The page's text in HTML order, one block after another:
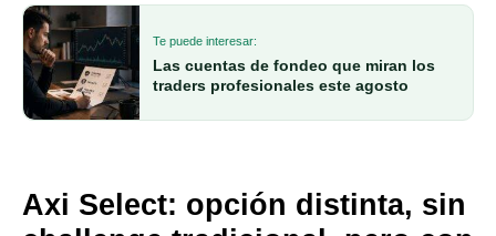
Te puede interesar:
Las cuentas de fondeo que miran los
traders profesionales este agosto
Axi Select: opción distinta, sin